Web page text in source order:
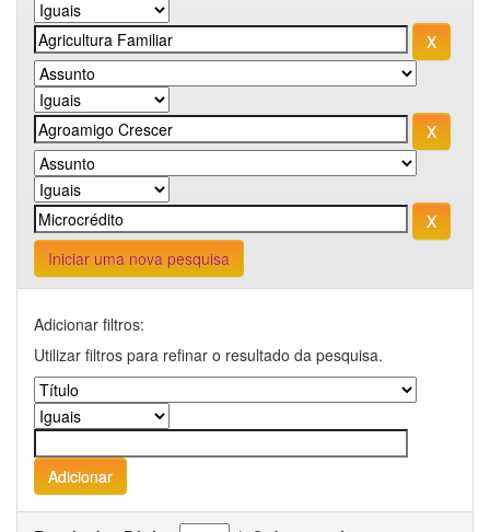
Iniciar uma nova pesquisa
Adicionar filtros:
Utilizar filtros para refinar o resultado da pesquisa.